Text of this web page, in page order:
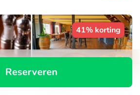
Reserveren
41% korting